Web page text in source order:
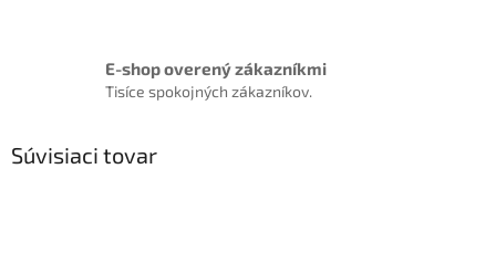
E-shop overený zákazníkmi
Tisíce spokojných zákazníkov.
Súvisiaci tovar